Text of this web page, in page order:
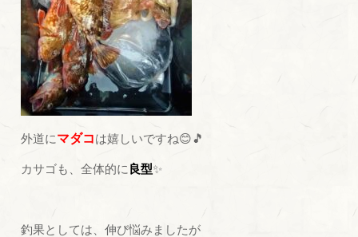
外道にマダコは嬉しいですね😊🎵
カサゴも、全体的に 良型✨
釣果としては、伸び悩みましたが